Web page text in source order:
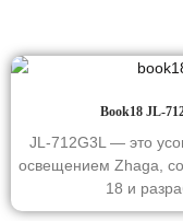
Book18 JL-
JL-712G3L — это
освещением Zhaga,
18 и